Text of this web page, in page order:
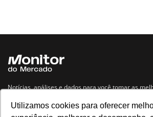
Utilizamos cookies para oferecer
Notícias, análises e dados para você tomar as
Navegue no site